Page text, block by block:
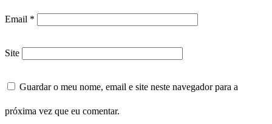
Email *
Site
Guardar o meu nome, email e site neste navegador para a
próxima vez que eu comentar.